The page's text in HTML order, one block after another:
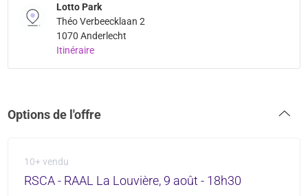
Lotto Park
Théo Verbeecklaan 2
1070 Anderlecht
Itinéraire
Options de l'offre
10+ vendu
RSCA - RAAL La Louvière, 9 août - 18h30